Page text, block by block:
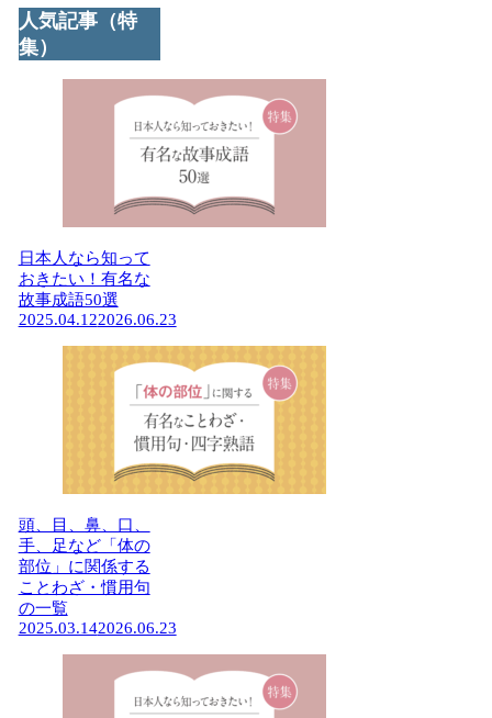
人気記事（特
集）
日本人なら知って
おきたい！有名な
故事成語50選
2025.04.122026.06.23
頭、目、鼻、口、
手、足など「体の
部位」に関係する
ことわざ・慣用句
の一覧
2025.03.142026.06.23